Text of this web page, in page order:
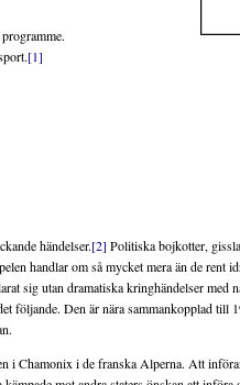
[1]
händelser.[2] Politiska bojkotter,
handlar om så mycket mera än de rent
sig utan dramatiska kringhändelser med
följande. Den är nära sammankopplad till
i Chamonix i de franska Alperna. Att